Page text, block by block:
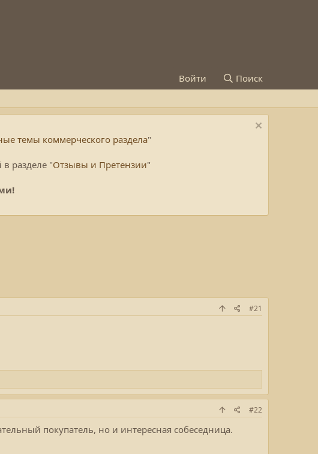
Войти Поиск
темы коммерческого раздела"
разделе "Отзывы и Претензии"
#21
#22
покупатель, но и интересная собеседница.